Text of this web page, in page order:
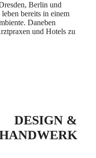
Berlin und
bereits in einem
Daneben
und Hotels zu
DESIGN &